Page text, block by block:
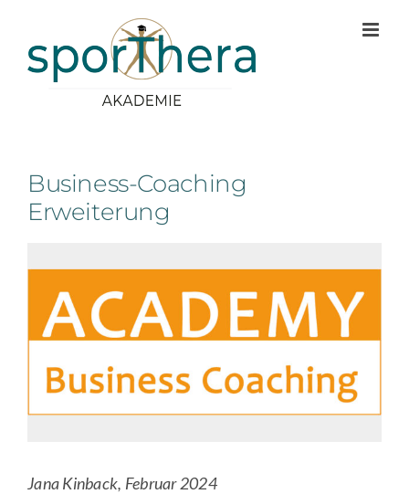
springen
Business-Coaching
Erweiterung
Jana Kinback, Februar 2024